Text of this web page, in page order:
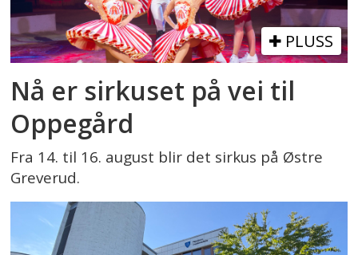
PLUSS
Nå er sirkuset på vei til
Oppegård
Fra 14. til 16. august blir det sirkus på Østre
Greverud.